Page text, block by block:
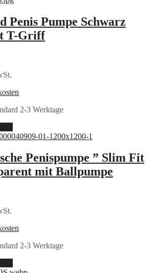
Penis Pumpe Schwarz
T-Griff
2-3 Werktage
Penispumpe ” Slim Fit
mit Ballpumpe
2-3 Werktage